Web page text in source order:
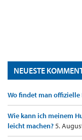
NEUESTE
Wo findet man
Wie kann ich meinem
leicht machen?5.